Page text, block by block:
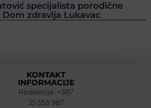
specijalista porodične
Dom zdravlja Lukavac
KONTAKT
INFORMACIJE
Redakcija: +387
35 553 987